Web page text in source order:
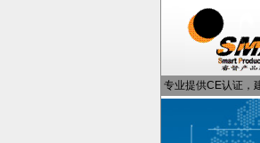
专业提供CE认证，